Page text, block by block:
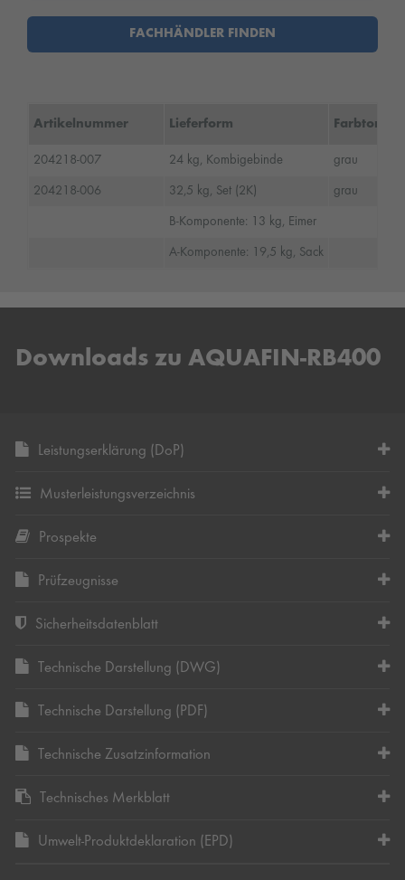
FACHHÄNDLER FINDEN
Artikelnummer Lieferform Farbton
204218-007 24 kg, Kombigebinde grau
204218-006 32,5 kg, Set (2K) grau
B-Komponente: 13 kg, Eimer
A-Komponente: 19,5 kg, Sack
Downloads zu AQUAFIN-RB400
Leistungserklärung (DoP)
Musterleistungsverzeichnis
Prospekte
Prüfzeugnisse
Sicherheitsdatenblatt
Technische Darstellung (DWG)
Technische Darstellung (PDF)
Technische Zusatzinformation
Technisches Merkblatt
Umwelt-Produktdeklaration (EPD)